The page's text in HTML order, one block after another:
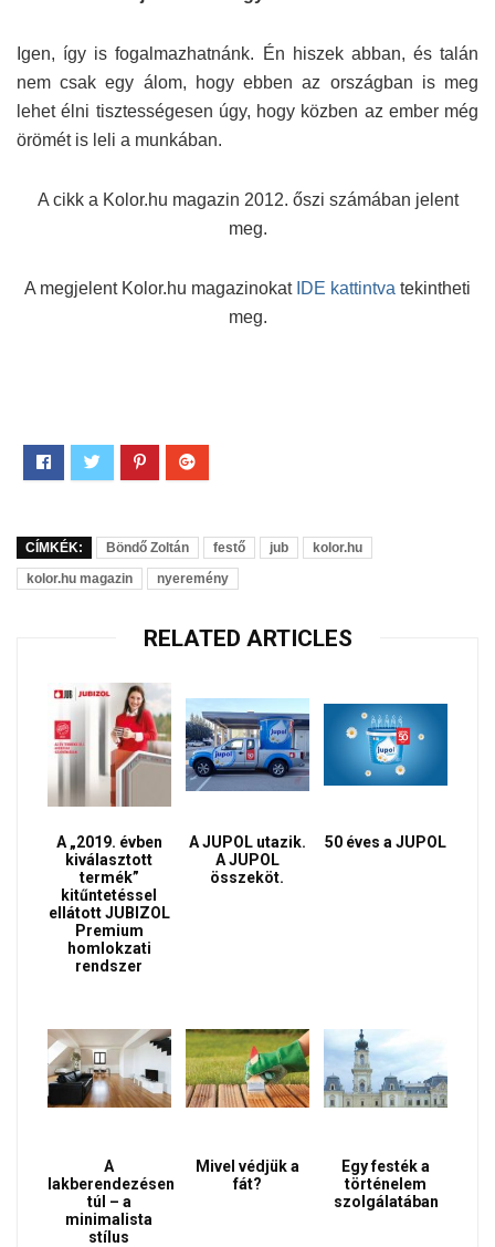
Igen, így is fogalmazhatnánk. Én hiszek abban, és talán
nem csak egy álom, hogy ebben az országban is meg
lehet élni tisztességesen úgy, hogy közben az ember még
örömét is leli a munkában.
A cikk a Kolor.hu magazin 2012. őszi számában jelent
meg.
A megjelent Kolor.hu magazinokat IDE kattintva tekintheti
meg.
CÍMKÉK: Böndő Zoltán festő jub
kolor.hu
kolor.hu magazin
nyeremény
RELATED ARTICLES
A „2019. évben
kiválasztott
termék”
kitűntetéssel
ellátott JUBIZOL
Premium
homlokzati
rendszer
A JUPOL utazik.
A JUPOL
összeköt.
50 éves a JUPOL
A
lakberendezésen
túl – a
minimalista
stílus
Mivel védjük a
fát?
Egy festék a
történelem
szolgálatában